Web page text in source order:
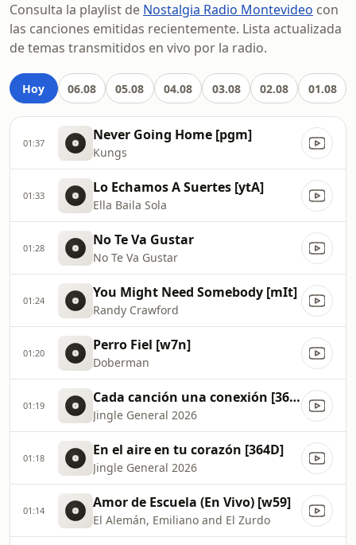
Consulta la playlist de Nostalgia Radio Montevideo con
las canciones emitidas recientemente. Lista actualizada
de temas transmitidos en vivo por la radio.
Hoy 06.08 05.08 04.08 03.08 02.08 01.08
01:37 Never Going Home [pgm]
Kungs
01:33 Lo Echamos A Suertes [ytA]
Ella Baila Sola
01:28 No Te Va Gustar
No Te Va Gustar
01:24 You Might Need Somebody [mIt]
Randy Crawford
01:20 Perro Fiel [w7n]
Doberman
01:19 Cada canción una conexión [364E]
Jingle General 2026
01:18 En el aire en tu corazón [364D]
Jingle General 2026
01:14 Amor de Escuela (En Vivo) [w59]
El Alemán, Emiliano and El Zurdo